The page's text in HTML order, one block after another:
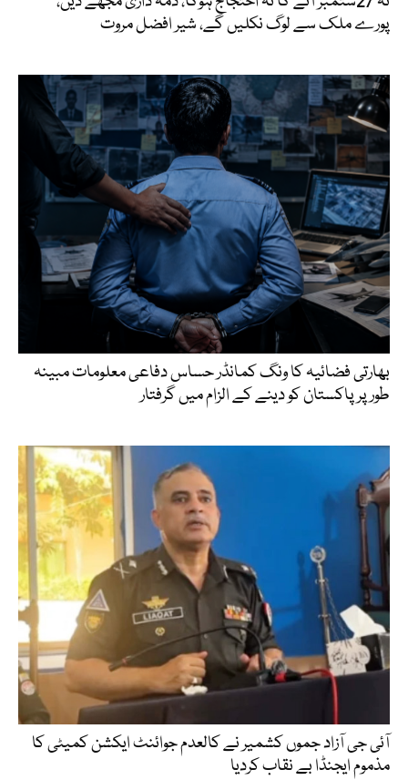
پورے ملک سے لوگ نکلیں گے، شیر افضل مروت
بھارتی فضائیہ کا ونگ کمانڈر حساس دفاعی معلومات مبینہ
طور پر پاکستان کو دینے کے الزام میں گرفتار
آئی جی آزاد جموں کشمیر نے کالعدم جوائنٹ ایکشن کمیٹی کا
مذموم ایجنڈا بے نقاب کردیا